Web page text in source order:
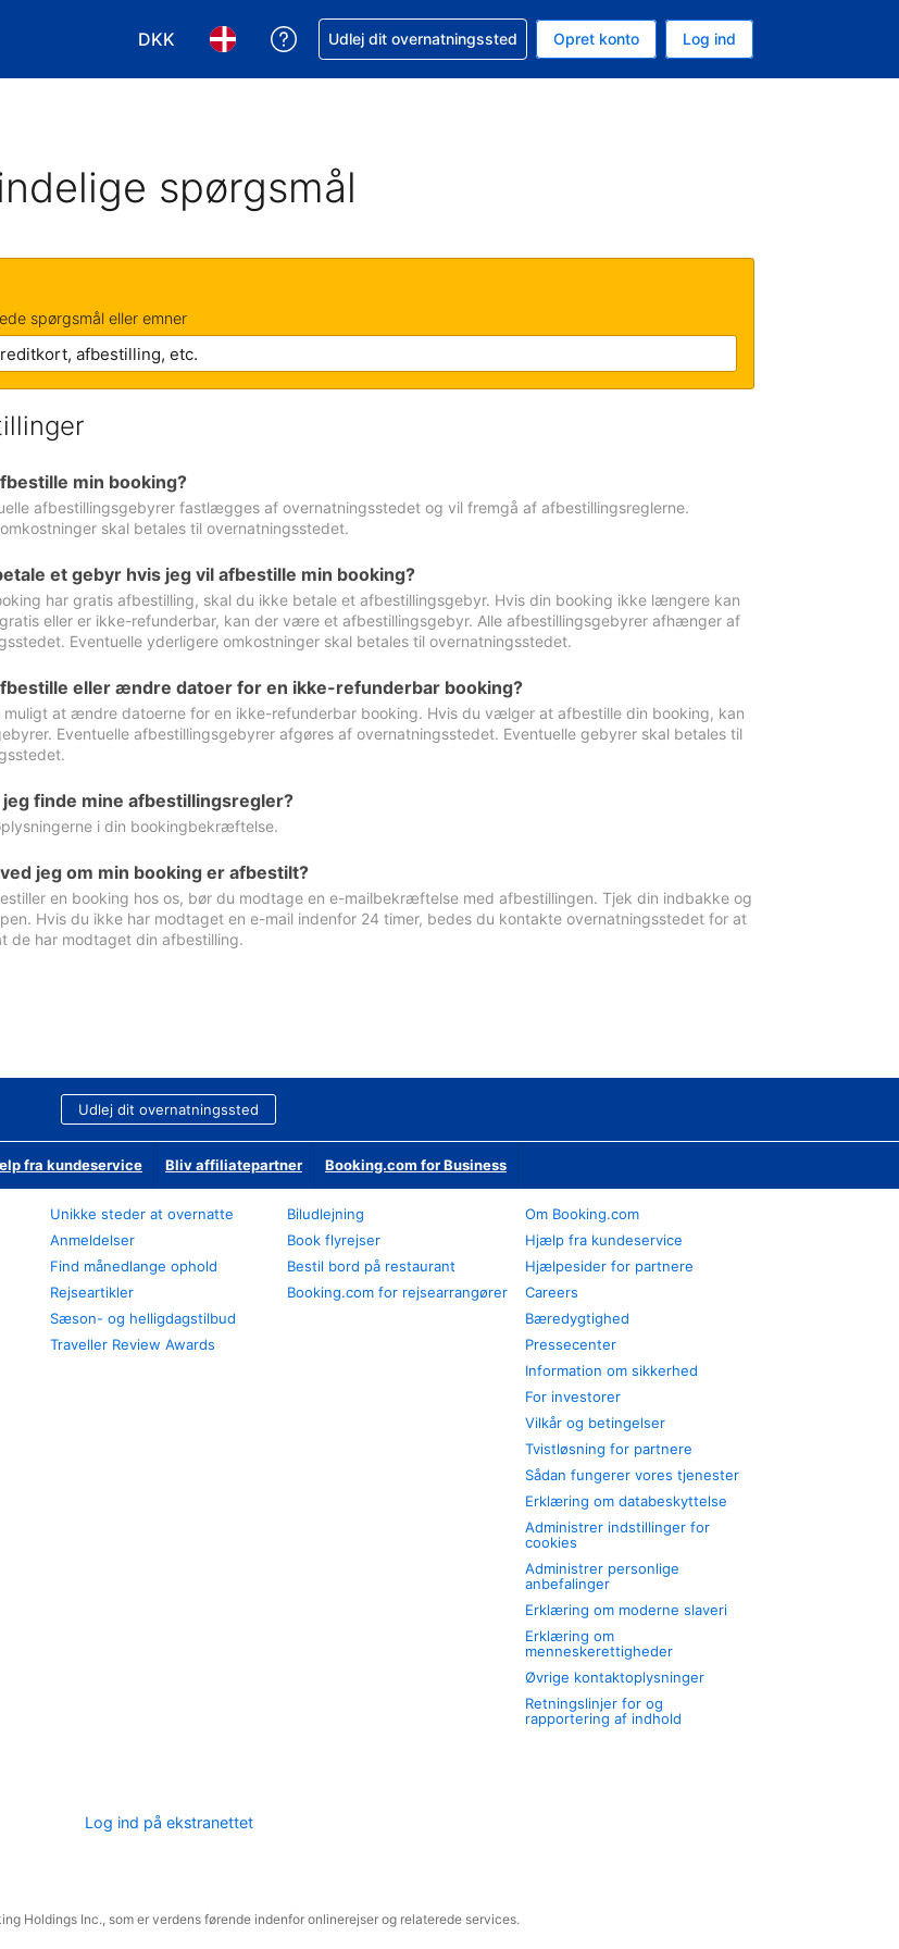
DKK
Vælg valuta. Din nuværende valuta er Danske kroner
Vælg sprog. Dit nuværende sprog er Dansk
Få hjælp til en booking
Udlej dit overnatningssted Opret konto Log ind
spørgsmål
spørgsmål eller emner
min booking?
afbestillingsgebyrer fastlægges af overnatningsstedet og vil fremgå af afbestillingsreglerne.
skal betales til overnatningsstedet.
et gebyr hvis jeg vil afbestille min booking?
har gratis afbestilling, skal du ikke betale et afbestillingsgebyr. Hvis din booking ikke længere kan
eller er ikke-refunderbar, kan der være et afbestillingsgebyr. Alle afbestillingsgebyrer afhænger af
Eventuelle yderligere omkostninger skal betales til overnatningsstedet.
eller ændre datoer for en ikke-refunderbar booking?
muligt at ændre datoerne for en ikke-refunderbar booking. Hvis du vælger at afbestille din booking, kan
Eventuelle afbestillingsgebyrer afgøres af overnatningsstedet. Eventuelle gebyrer skal betales til
jeg finde mine afbestillingsregler?
i din bookingbekræftelse.
jeg om min booking er afbestilt?
en booking hos os, bør du modtage en e-mailbekræftelse med afbestillingen. Tjek din indbakke og
Hvis du ikke har modtaget en e-mail indenfor 24 timer, bedes du kontakte overnatningsstedet for at
de har modtaget din afbestilling.
Udlej dit overnatningssted
fra kundeservice Bliv affiliatepartner Booking.com for Business
Unikke steder at overnatte
Anmeldelser
Find månedlange ophold
Rejseartikler
Sæson- og helligdagstilbud
Traveller Review Awards
Biludlejning
Book flyrejser
Bestil bord på restaurant
Booking.com for rejsearrangører
Om Booking.com
Hjælp fra kundeservice
Hjælpesider for partnere
Careers
Bæredygtighed
Pressecenter
Information om sikkerhed
For investorer
Vilkår og betingelser
Tvistløsning for partnere
Sådan fungerer vores tjenester
Erklæring om databeskyttelse
Administrer indstillinger for
cookies
Administrer personlige
anbefalinger
Erklæring om moderne slaveri
Erklæring om
menneskerettigheder
Øvrige kontaktoplysninger
Retningslinjer for og
rapportering af indhold
Log ind på ekstranettet
Holdings Inc., som er verdens førende indenfor onlinerejser og relaterede services.